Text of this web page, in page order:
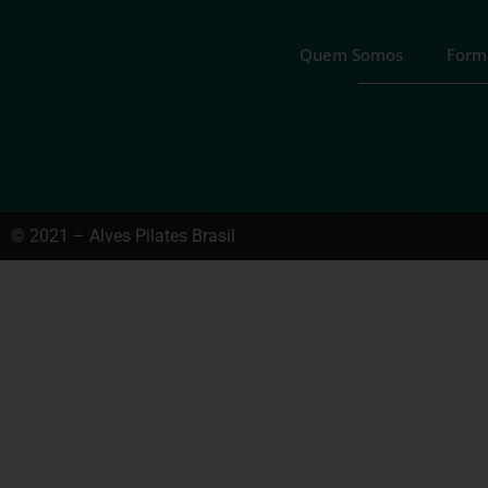
Quem Somos
© 2021 – Alves Pilates Brasil